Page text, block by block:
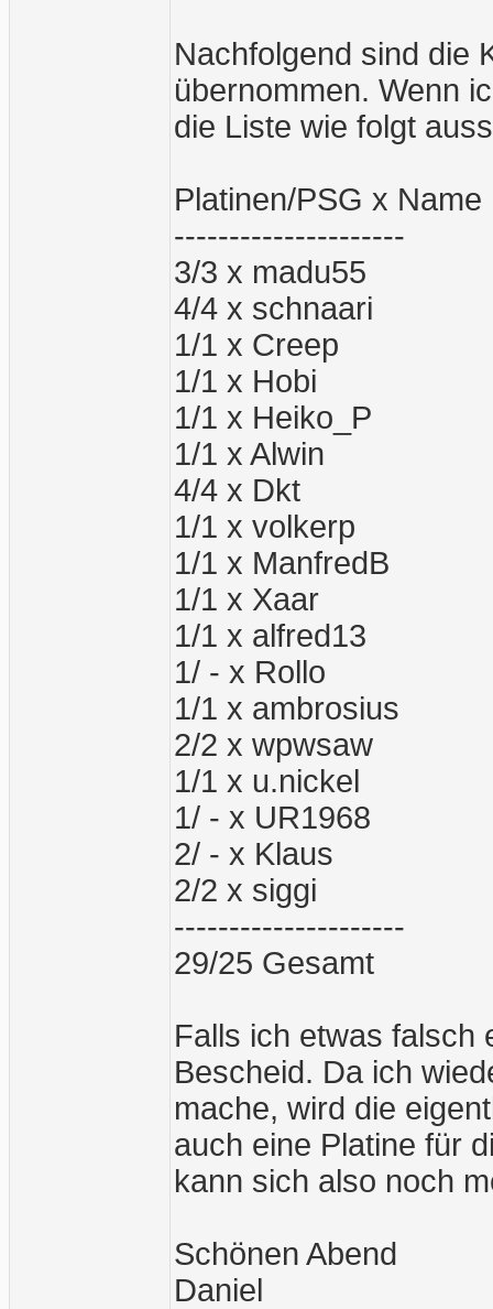
Nachfolgend sind die
übernommen. Wenn
die Liste wie folgt
Platinen/PSG x Name
---------------------
3/3 x madu55
4/4 x schnaari
1/1 x Creep
1/1 x Hobi
1/1 x Heiko_P
1/1 x Alwin
4/4 x Dkt
1/1 x volkerp
1/1 x ManfredB
1/1 x Xaar
1/1 x alfred13
1/ - x Rollo
1/1 x ambrosius
2/2 x wpwsaw
1/1 x u.nickel
1/ - x UR1968
2/ - x Klaus
2/2 x siggi
---------------------
29/25 Gesamt
Falls ich etwas falsch
Bescheid. Da ich
mache, wird die
auch eine Platine für
kann sich also noch
Schönen Abend
Daniel